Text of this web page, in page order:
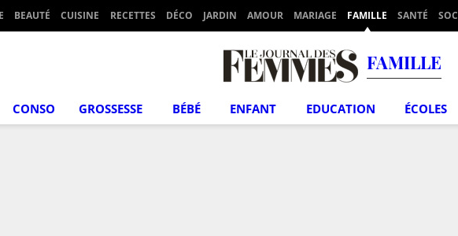
BEAUTÉ CUISINE RECETTES DÉCO JARDIN AMOUR MARIAGE FAMILLE SANTÉ
FAMILLE
CONSO GROSSESSE BÉBÉ ENFANT EDUCATION ÉCOLES